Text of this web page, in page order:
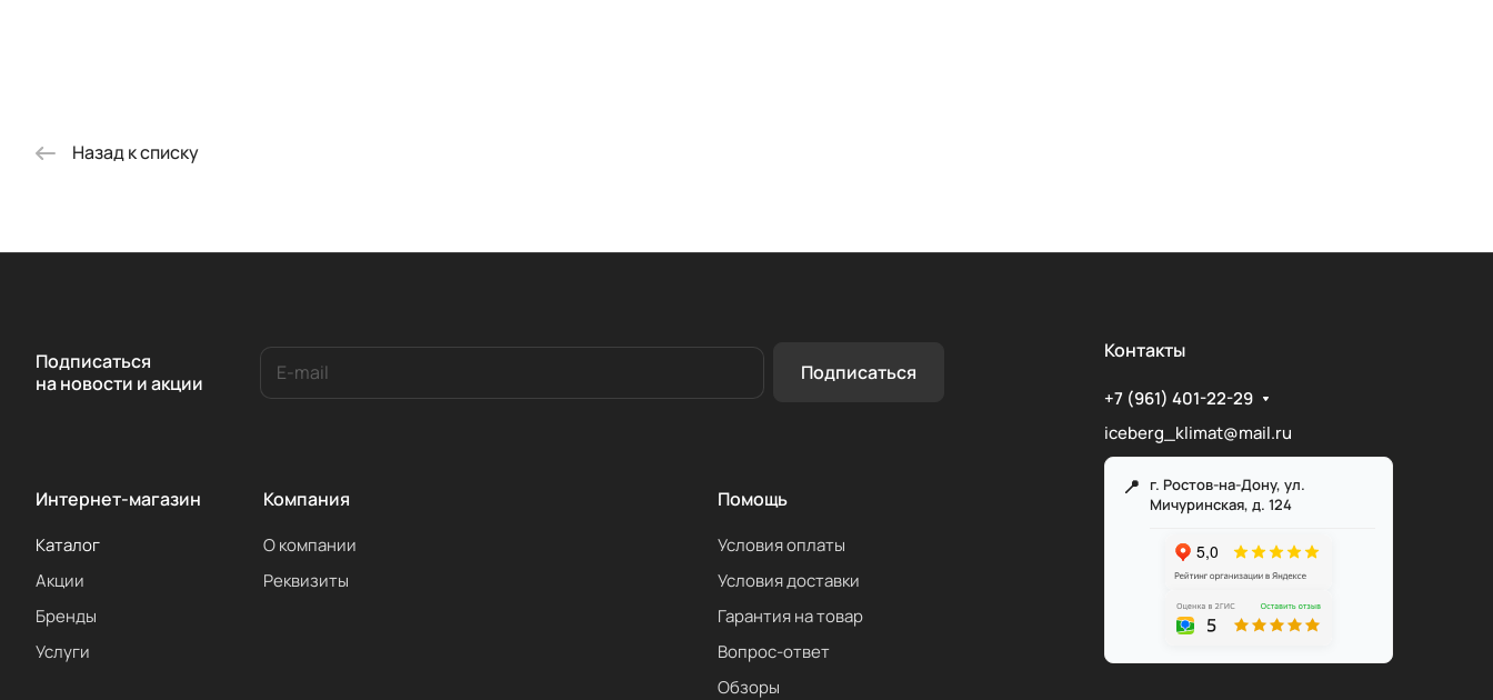
Назад к списку
Подписаться
на новости и акции
Подписаться
Интернет-магазин
Каталог
Акции
Бренды
Услуги
Компания
О компании
Реквизиты
Помощь
Условия оплаты
Условия доставки
Гарантия на товар
Вопрос-ответ
Обзоры
Контакты
+7 (961) 401-22-29
iceberg_klimat@mail.ru
г. Ростов-на-Дону, ул.
Мичуринская, д. 124